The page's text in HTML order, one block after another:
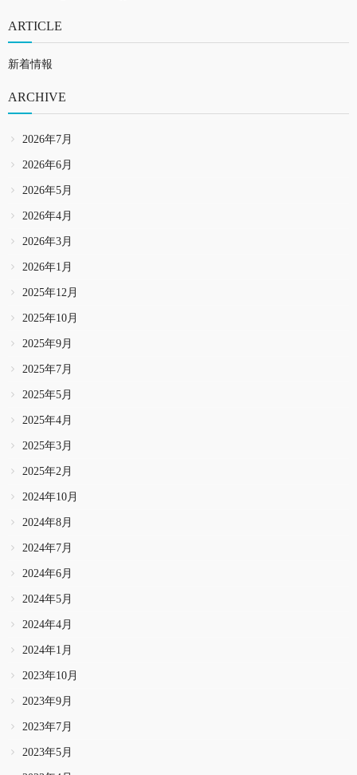
ARTICLE
新着情報
ARCHIVE
2026年7月
2026年6月
2026年5月
2026年4月
2026年3月
2026年1月
2025年12月
2025年10月
2025年9月
2025年7月
2025年5月
2025年4月
2025年3月
2025年2月
2024年10月
2024年8月
2024年7月
2024年6月
2024年5月
2024年4月
2024年1月
2023年10月
2023年9月
2023年7月
2023年5月